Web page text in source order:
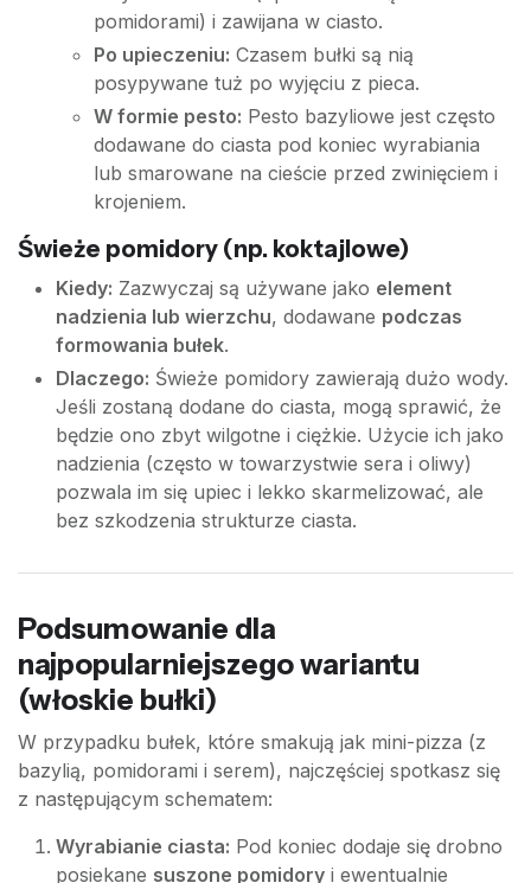
pomidorami) i zawijana w ciasto.
Po upieczeniu: Czasem bułki są nią
posypywane tuż po wyjęciu z pieca.
W formie pesto: Pesto bazyliowe jest często
dodawane do ciasta pod koniec wyrabiania
lub smarowane na cieście przed zwinięciem i
krojeniem.
Świeże pomidory (np. koktajlowe)
Kiedy: Zazwyczaj są używane jako element
nadzienia lub wierzchu, dodawane podczas
formowania bułek.
Dlaczego: Świeże pomidory zawierają dużo wody.
Jeśli zostaną dodane do ciasta, mogą sprawić, że
będzie ono zbyt wilgotne i ciężkie. Użycie ich jako
nadzienia (często w towarzystwie sera i oliwy)
pozwala im się upiec i lekko skarmelizować, ale
bez szkodzenia strukturze ciasta.
Podsumowanie dla
najpopularniejszego wariantu
(włoskie bułki)
W przypadku bułek, które smakują jak mini-pizza (z
bazylią, pomidorami i serem), najczęściej spotkasz się
z następującym schematem:
Wyrabianie ciasta: Pod koniec dodaje się drobno
posiekane suszone pomidory i ewentualnie